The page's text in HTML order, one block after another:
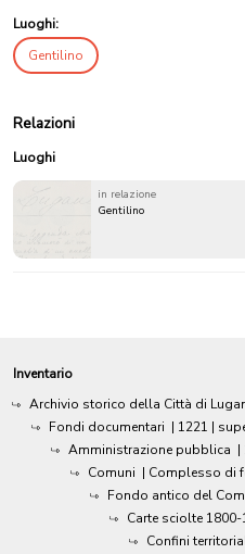
Luoghi:
Gentilino
Relazioni
Luoghi
in relazione
Gentilino
Inventario
Archivio storico della Città di
Fondi documentari | 1221 |
Amministrazione pubblica |
Comuni | Complesso di
Fondo antico del
Carte sciolte
Confini